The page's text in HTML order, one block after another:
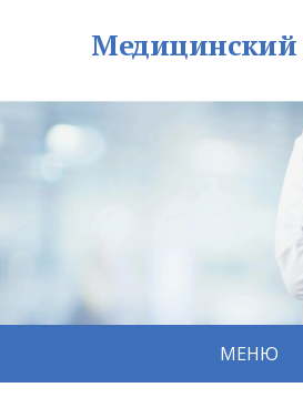
Медицинский
МЕНЮ